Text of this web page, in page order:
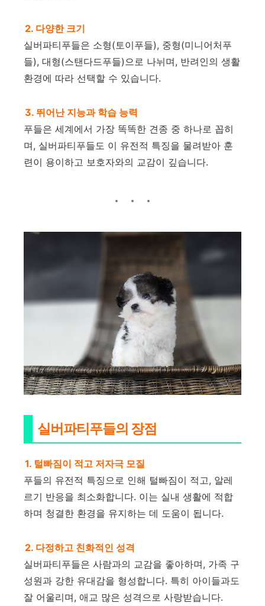
2. 다양한 크기
실버파티푸들은 소형(토이푸들), 중형(미니어처푸
들), 대형(스탠다드푸들)으로 나뉘며, 반려인의 생활
환경에 따라 선택할 수 있습니다.
3. 뛰어난 지능과 학습 능력
푸들은 세계에서 가장 똑똑한 견종 중 하나로 꼽히
며, 실버파티푸들도 이 유전적 특징을 물려받아 훈
련이 용이하고 보호자와의 교감이 깊습니다.
실버파티푸들의 장점
1. 털빠짐이 적고 저자극 모질
푸들의 유전적 특징으로 인해 털빠짐이 적고, 알레
르기 반응을 최소화합니다. 이는 실내 생활에 적합
하며 청결한 환경을 유지하는 데 도움이 됩니다.
2. 다정하고 친화적인 성격
실버파티푸들은 사람과의 교감을 좋아하며, 가족 구
성원과 강한 유대감을 형성합니다. 특히 아이들과도
잘 어울리며, 애교 많은 성격으로 사랑받습니다.